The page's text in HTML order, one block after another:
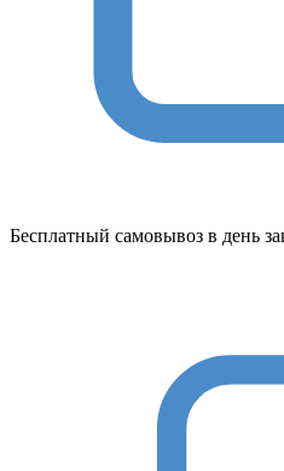
Бесплатный самовывоз в день